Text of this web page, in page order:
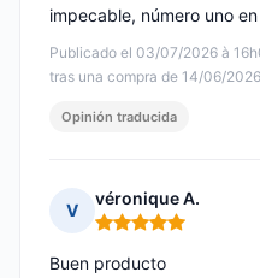
Publicado el 03/07/2026 à
tras una compra de 14/06/2026
impecable, número uno
Opinión traducida
V
véronique A.
Nota: 5 de 5
Buen producto